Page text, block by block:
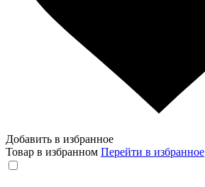
Добавить в избранное
Товар в избранном Перейти в избранное